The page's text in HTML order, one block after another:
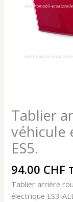
Tablier
véhicule
ES5.
94.00 CHF
Tablier arrière
électrique ES3-